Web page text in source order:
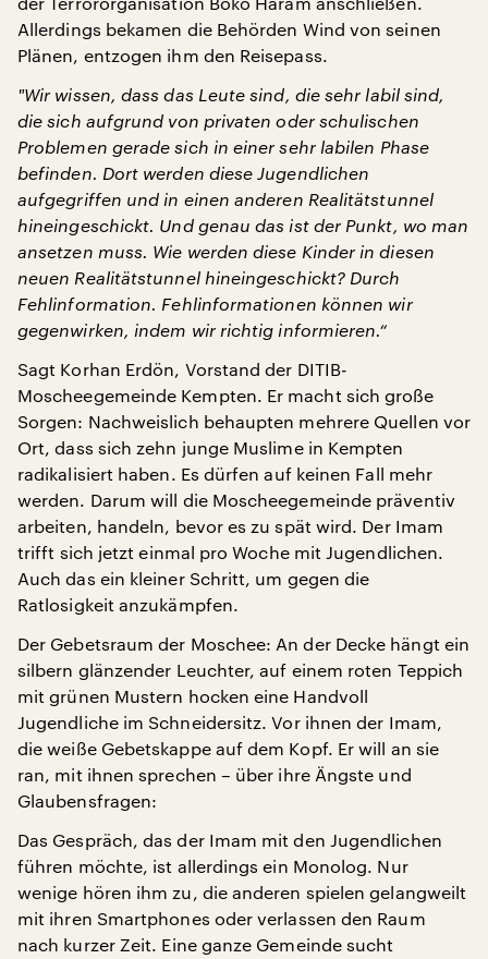
Allerdings bekamen die Behörden Wind von seinen
Plänen, entzogen ihm den Reisepass.
"Wir wissen, dass das Leute sind, die sehr labil sind,
die sich aufgrund von privaten oder schulischen
Problemen gerade sich in einer sehr labilen Phase
befinden. Dort werden diese Jugendlichen
aufgegriffen und in einen anderen Realitätstunnel
hineingeschickt. Und genau das ist der Punkt, wo man
ansetzen muss. Wie werden diese Kinder in diesen
neuen Realitätstunnel hineingeschickt? Durch
Fehlinformation. Fehlinformationen können wir
gegenwirken, indem wir richtig informieren.“
Sagt Korhan Erdön, Vorstand der DITIB-
Moscheegemeinde Kempten. Er macht sich große
Sorgen: Nachweislich behaupten mehrere Quellen vor
Ort, dass sich zehn junge Muslime in Kempten
radikalisiert haben. Es dürfen auf keinen Fall mehr
werden. Darum will die Moscheegemeinde präventiv
arbeiten, handeln, bevor es zu spät wird. Der Imam
trifft sich jetzt einmal pro Woche mit Jugendlichen.
Auch das ein kleiner Schritt, um gegen die
Ratlosigkeit anzukämpfen.
Der Gebetsraum der Moschee: An der Decke hängt ein
silbern glänzender Leuchter, auf einem roten Teppich
mit grünen Mustern hocken eine Handvoll
Jugendliche im Schneidersitz. Vor ihnen der Imam,
die weiße Gebetskappe auf dem Kopf. Er will an sie
ran, mit ihnen sprechen – über ihre Ängste und
Glaubensfragen:
Das Gespräch, das der Imam mit den Jugendlichen
führen möchte, ist allerdings ein Monolog. Nur
wenige hören ihm zu, die anderen spielen gelangweilt
mit ihren Smartphones oder verlassen den Raum
nach kurzer Zeit. Eine ganze Gemeinde sucht